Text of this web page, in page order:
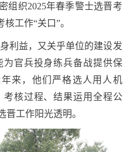
组织2025年春季警士选晋考
工作“关口”。
利益，又关乎单位的建设发
官兵投身练兵备战提供保
来，他们严格选人用人机
核过程、结果运用全程公
晋工作阳光透明。